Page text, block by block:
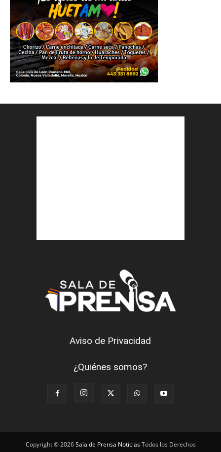
Aviso de Privacidad
¿Quiénes somos?
Copyright © 2026Sala de Prensa NoticiasTodos los Derechos